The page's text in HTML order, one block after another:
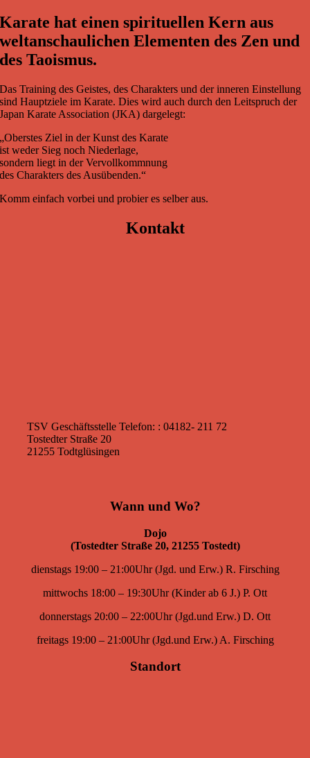
Karate hat einen spirituellen Kern aus
weltanschaulichen Elementen des Zen und
des Taoismus.
Das Training des Geistes, des Charakters und der inneren Einstellung
sind Hauptziele im Karate. Dies wird auch durch den Leitspruch der
Japan Karate Association (JKA) dargelegt:
„Oberstes Ziel in der Kunst des Karate
ist weder Sieg noch Niederlage,
sondern liegt in der Vervollkommnung
des Charakters des Ausübenden.“
Komm einfach vorbei und probier es selber aus.
Kontakt
TSV GeschäftsstelleTelefon: : 04182- 211 72
Tostedter Straße 20
21255 Todtglüsingen
Wann und Wo?
Dojo
(Tostedter Straße 20, 21255 Tostedt)
dienstags 19:00 – 21:00Uhr (Jgd. und Erw.) R. Firsching
mittwochs 18:00 – 19:30Uhr (Kinder ab 6 J.) P. Ott
donnerstags 20:00 – 22:00Uhr (Jgd.und Erw.) D. Ott
freitags 19:00 – 21:00Uhr (Jgd.und Erw.) A. Firsching
Standort